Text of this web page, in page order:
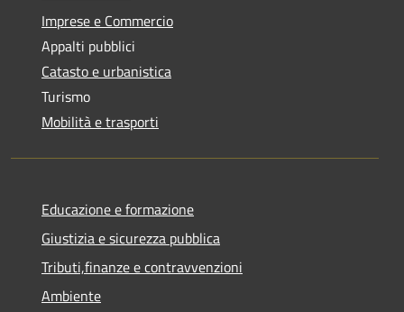
Imprese e Commercio
Appalti pubblici
Catasto e urbanistica
Turismo
Mobilità e trasporti
Educazione e formazione
Giustizia e sicurezza pubblica
Tributi,finanze e contravvenzioni
Ambiente